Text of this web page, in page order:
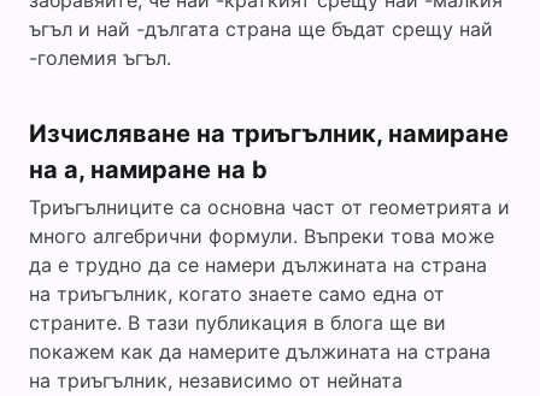
ъгъл и най -дългата страна ще бъдат срещу най
-големия ъгъл.
Изчисляване на триъгълник, намиране
на a, намиране на b
Триъгълниците са основна част от геометрията и
много алгебрични формули. Въпреки това може
да е трудно да се намери дължината на страна
на триъгълник, когато знаете само една от
страните. В тази публикация в блога ще ви
покажем как да намерите дължината на страна
на триъгълник, независимо от нейната